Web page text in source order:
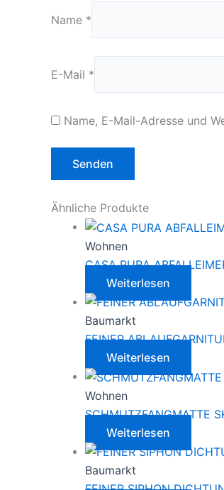
Name *
E-Mail *
Name, E-Mail-Adresse und
Ähnliche Produkte
Wohnen
CASA PURA
Weiterlesen
Baumarkt
FEINER
Weiterlesen
Wohnen
SCHMUTZFANGMATTE
Weiterlesen
Baumarkt